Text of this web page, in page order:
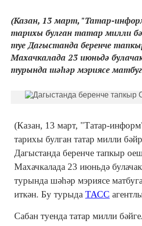
(Казан, 13 март, "Татар-
тарихы булган татар милли
туе Дагыстанда беренче
Махачкалада 23 июньдә
турында шәһәр мэриясе
(Казан, 13 март, "Татар-
тарихы булган татар милли
Дагыстанда беренче тапкыр
Махачкалада 23 июньдә
турында шәһәр мэриясе
иткән. Бу турыда ТАСС
Сабан туенда татар милли